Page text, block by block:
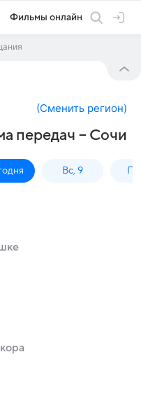
Фильмы онлайн
(Сменить регион)
передач – Сочи
Вс, 9